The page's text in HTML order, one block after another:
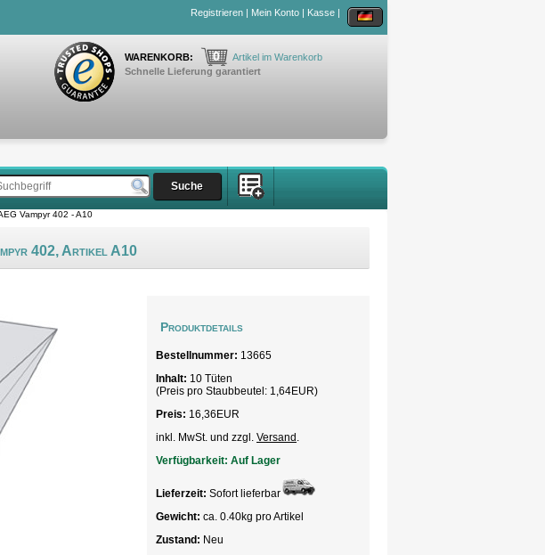
Registrieren | Mein Konto | Kasse |
WARENKORB: 0
Artikel im Warenkorb
Schnelle Lieferung garantiert
Vampyr 402 - A10
402, Artikel A10
Produktdetails
Bestellnummer: 13665
Inhalt: 10 Tüten
(Preis pro Staubbeutel: 1,64EUR)
Preis: 16,36EUR
inkl. MwSt. und zzgl. Versand
Verfügbarkeit: Auf Lager
Lieferzeit: Sofort lieferbar
Gewicht: ca. 0.40kg pro Artikel
Zustand: Neu